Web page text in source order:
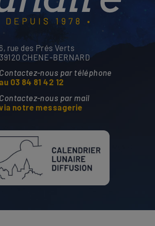
6, rue des Prés Verts
39120 CHENE-BERNARD
Contactez-nous par téléphone
au 03 84 81 42 12
Contactez-nous par mail
notre messagerie